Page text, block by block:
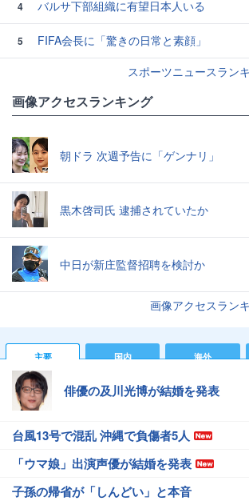
4 バルサ下部組織に有望日本人いる
5
FIFA会長に「驚きの日常と素顔」
スポーツニュースラン
画像アクセスランキング
朝ドラ 次週予告に「ゲンナリ」
黒木啓司氏 逮捕されていたか
中日が新庄監督招聘を検討か
画像アクセスラン
主要 国内 海外
俳優の及川光博が結婚を発表
台風13号で混乱 沖縄で負傷者5人
「ウマ娘」出演声優が結婚を発表
子孫の帰省が「しんどい」と本音